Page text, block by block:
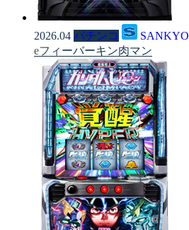
2026.04 パチンコ
SANKYO
eフィーバーキン肉マン